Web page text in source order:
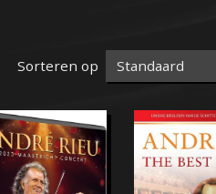
Sorteren op